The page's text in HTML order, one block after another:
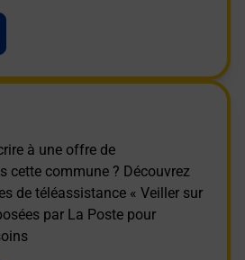
à une offre de
cette commune ? Découvrez
de téléassistance « Veiller sur
par La Poste pour